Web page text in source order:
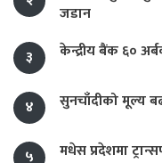
जडान
३
केन्द्रीय बैंक ६०
४ सुनचाँदीको मूल्य
५ मधेस प्रदेशमा